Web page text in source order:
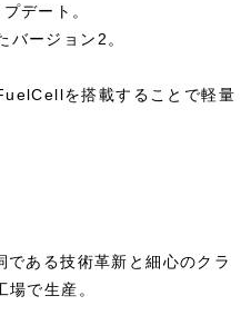
デート。
ージョン2。
を搭載することで軽量
ある技術革新と細心のクラ
で生産。